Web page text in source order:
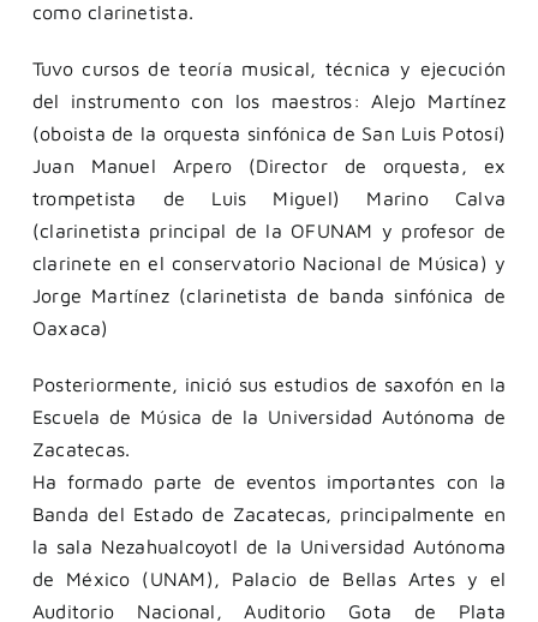
como clarinetista.
Tuvo cursos de teoría musical, técnica y ejecución
del instrumento con los maestros: Alejo Martínez
(oboista de la orquesta sinfónica de San Luis Potosí)
Juan Manuel Arpero (Director de orquesta, ex
trompetista de Luis Miguel) Marino Calva
(clarinetista principal de la OFUNAM y profesor de
clarinete en el conservatorio Nacional de Música) y
Jorge Martínez (clarinetista de banda sinfónica de
Oaxaca)
Posteriormente, inició sus estudios de saxofón en la
Escuela de Música de la Universidad Autónoma de
Zacatecas.
Ha formado parte de eventos importantes con la
Banda del Estado de Zacatecas, principalmente en
la sala Nezahualcoyotl de la Universidad Autónoma
de México (UNAM), Palacio de Bellas Artes y el
Auditorio Nacional, Auditorio Gota de Plata